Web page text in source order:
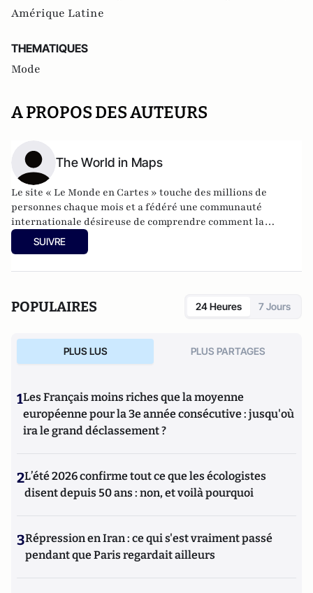
Amérique Latine
THEMATIQUES
Mode
A PROPOS DES AUTEURS
The World in Maps
Le site « Le Monde en Cartes » touche des millions de
personnes chaque mois et a fédéré une communauté
internationale désireuse de comprendre comment la
géographie influence la politique, la société et l’histoire. Nos
contenus sont partagés par des étudiants, des journalistes,
SUIVRE
POPULAIRES 24 Heures 7 Jours
PLUS LUS PLUS PARTAGES
1Les Français moins riches que la moyenne
européenne pour la 3e année consécutive : jusqu'où
ira le grand déclassement ?
2L’été 2026 confirme tout ce que les écologistes
disent depuis 50 ans : non, et voilà pourquoi
3Répression en Iran : ce qui s'est vraiment passé
pendant que Paris regardait ailleurs